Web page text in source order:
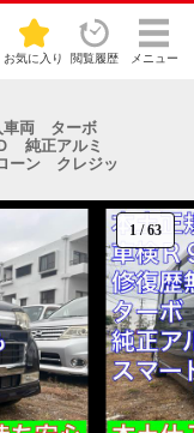
お気に入り 閲覧履歴 メニュー
車両 ターボ
純正アルミ
ーン クレジッ
1 /63